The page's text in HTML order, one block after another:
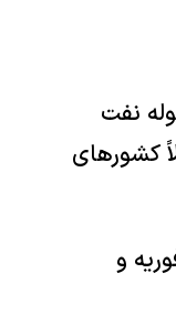
نفت
کشورهای
فوریه و